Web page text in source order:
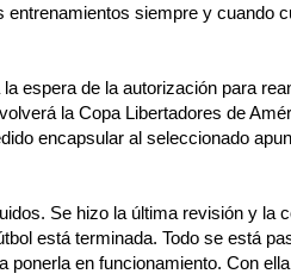
siempre y cuando
espera de la autorización para
la Copa Libertadores de
encapsular al seleccionado
Se hizo la última revisión y la
está terminada. Todo se está
ponerla en funcionamiento. Con